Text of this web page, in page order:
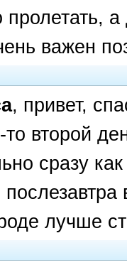
пролетать,
важен
, привет,
второй
сразу
лучше